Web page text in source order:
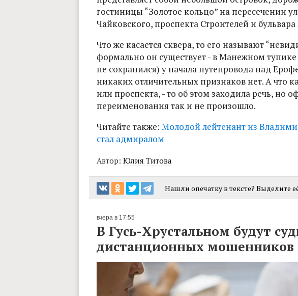
гостиницы “Золотое кольцо” на пересечении
Чайковского, проспекта Строителей и
Что же касается сквера, то его называют
формально он существует - в Манежном
не сохранился) у начала путепровода над
никаких отличительных признаков нет. А что
или проспекта, - то об этом заходила речь, но
переименования так и не произошло.
Читайте также: Молодой лейтенант из
стал адмиралом
Автор: Юлия Титова
Нашли опечатку в тексте? Выделите
вчера в 17:55
В Гусь-Хрустальном будут
дистанционных мошенников